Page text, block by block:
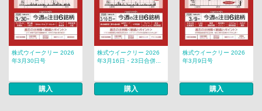
株式ウイークリー 2026
年3月30日号
購入
株式ウイークリー 2026
年3月16日・23日合併...
購入
株式ウイークリー 2026
年3月9日号
購入